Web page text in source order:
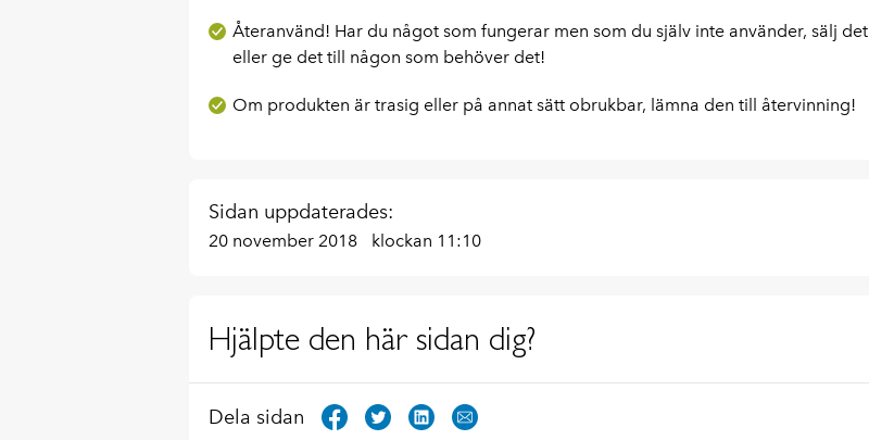
Återanvänd! Har du något som fungerar men som du själv inte använder, sälj det
eller ge det till någon som behöver det!
Om produkten är trasig eller på annat sätt obrukbar, lämna den till återvinning!
Sidan uppdaterades:
20 november 2018 klockan 11:10
Hjälpte den här sidan dig?
Dela sidan